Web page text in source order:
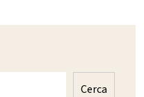
Cerca